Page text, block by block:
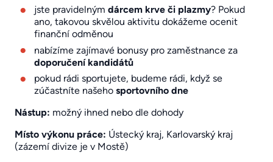
jste pravidelným dárcem krve či plazmy? Pokud
ano, takovou skvělou aktivitu dokážeme ocenit
finanční odměnou
nabízíme zajímavé bonusy pro zaměstnance za
doporučení kandidátů
pokud rádi sportujete, budeme rádi, když se
zúčastníte našeho sportovního dne
Nástup: možný ihned nebo dle dohody
Místo výkonu práce: Ústecký kraj, Karlovarský kraj
(zázemí divize je v Mostě)